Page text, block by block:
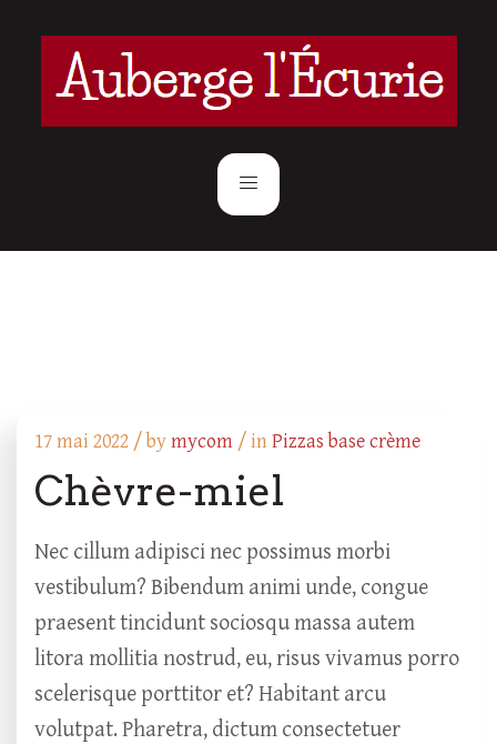
17 mai 2022 /bymycom / inPizzas base crème
Chèvre-miel
Nec cillum adipisci nec possimus morbi
vestibulum? Bibendum animi unde, congue
praesent tincidunt sociosqu massa autem
litora mollitia nostrud, eu, risus vivamus porro
scelerisque porttitor et? Habitant arcu
volutpat. Pharetra, dictum consectetuer